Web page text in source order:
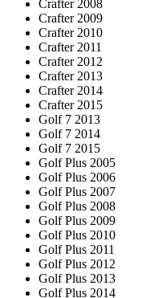
Crafter 2008
Crafter 2009
Crafter 2010
Crafter 2011
Crafter 2012
Crafter 2013
Crafter 2014
Crafter 2015
Golf 7 2013
Golf 7 2014
Golf 7 2015
Golf Plus 2005
Golf Plus 2006
Golf Plus 2007
Golf Plus 2008
Golf Plus 2009
Golf Plus 2010
Golf Plus 2011
Golf Plus 2012
Golf Plus 2013
Golf Plus 2014